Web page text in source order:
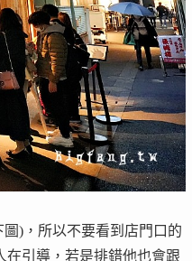
)，所以不要看到店門口的
在引導，若是排錯他也會跟